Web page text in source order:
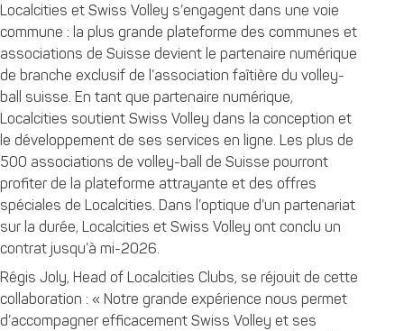
Localcities et Swiss Volley s’engagent dans une voie
commune : la plus grande plateforme des communes et
associations de Suisse devient le partenaire numérique
de branche exclusif de l’association faîtière du volley-
ball suisse. En tant que partenaire numérique,
Localcities soutient Swiss Volley dans la conception et
le développement de ses services en ligne. Les plus de
500 associations de volley-ball de Suisse pourront
profiter de la plateforme attrayante et des offres
spéciales de Localcities. Dans l’optique d’un partenariat
sur la durée, Localcities et Swiss Volley ont conclu un
contrat jusqu’à mi-2026.
Régis Joly, Head of Localcities Clubs, se réjouit de cette
collaboration : « Notre grande expérience nous permet
d’accompagner efficacement Swiss Volley et ses